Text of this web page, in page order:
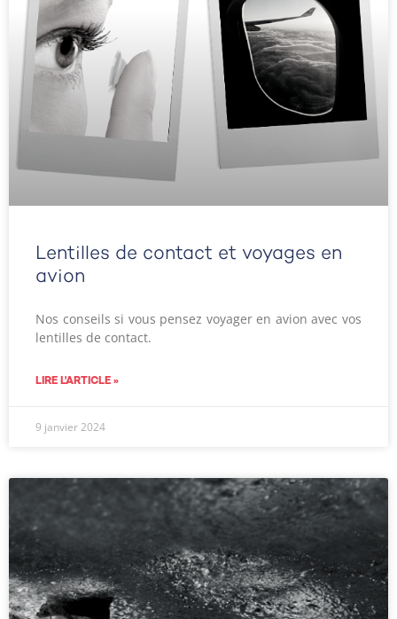
Lentilles de contact et voyages en
avion
Nos conseils si vous pensez voyager en avion avec vos
lentilles de contact.
LIRE L'ARTICLE »
9 janvier 2024